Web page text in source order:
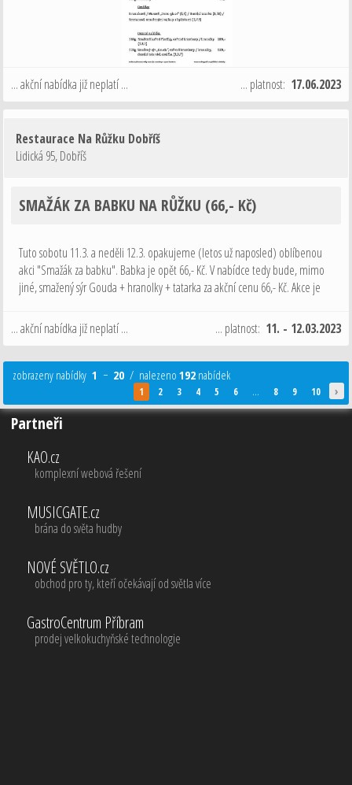
... akční nabídka již neplatí ... ... platnost: 17.06.2023
Restaurace Na Růžku Dobříš
Lidická 95,Dobříš
SMAŽÁK ZA BABKU NA RŮŽKU (66,- Kč)
Tuto sobotu 11.3. a neděli 12.3. opakujeme (letos už naposled) oblíbenou
akci "Smažák za babku". Babka je opět 66,- Kč. V nabídce tedy bude, mimo
jiné, smažený sýr Gouda + hranolky + tatarka za akční cenu 66,- Kč. Akce je
... akční nabídka již neplatí ...
... platnost: 11. - 12.03.2023
zobrazeny nabídky1 − 20 / nalezeno192 nabídek
1 2 3 4 5 6 ... 8 9 10 ›
Partneři
KAO.cz
komplexní webová řešení
MUSICGATE.cz
brána do světa hudby
NOVÉ SVĚTLO.cz
obchod pro ty, kteří očekávají od světla více
GastroCentrum Příbram
prodej velkokuchyňské technologie